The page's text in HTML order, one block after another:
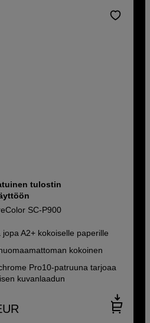
tulostin
SC-P900
jopa A2+ kokoiselle paperille
kokoinen
Pro10-patruuna tarjoaa
kuvanlaadun